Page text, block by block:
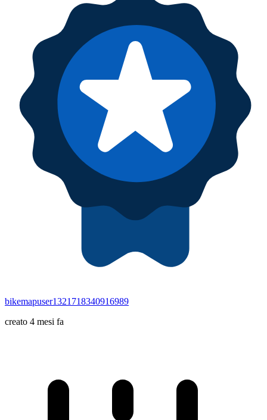
bikemapuser1321718340916989
creato 4 mesi fa